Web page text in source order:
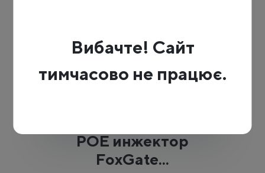
Вибачте! Сайт
тимчасово не працює.
POE инжектор
FoxGate...